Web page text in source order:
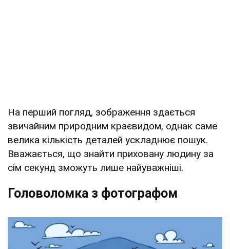
На перший погляд, зображення здається
звичайним природним краєвидом, однак саме
велика кількість деталей ускладнює пошук.
Вважається, що знайти приховану людину за
сім секунд зможуть лише найуважніші.
Головоломка з фотографом